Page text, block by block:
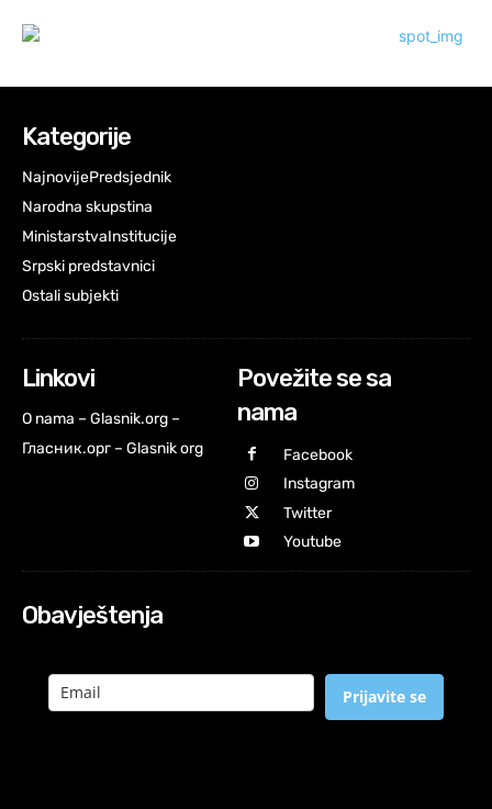
Kategorije
NajnovijePredsjednik
Narodna skupstina
MinistarstvaInstitucije
Srpski predstavnici
Ostali subjekti
Linkovi
O nama – Glasnik.org –
Гласник.орг – Glasnik org
Povežite se sa
nama
Facebook
Instagram
Twitter
Youtube
Obavještenja
Prijavite se